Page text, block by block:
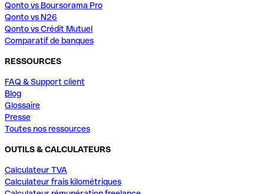
Qonto vs Boursorama Pro
Qonto vs N26
Qonto vs Crédit Mutuel
Comparatif de banques
RESSOURCES
FAQ & Support client
Blog
Glossaire
Presse
Toutes nos ressources
OUTILS & CALCULATEURS
Calculateur TVA
Calculateur frais kilométriques